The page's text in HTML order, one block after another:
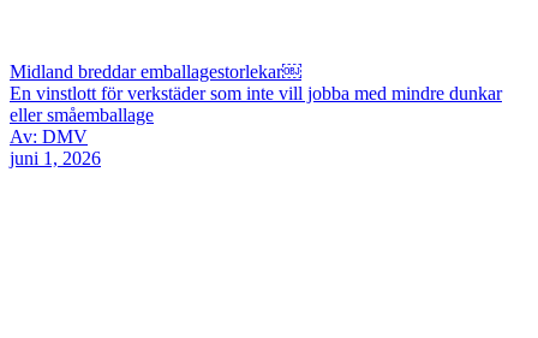
Midland breddar emballagestorlekar￼
En vinstlott för verkstäder som inte vill jobba med mindre dunkar
eller småemballage
Av: DMV
juni 1, 2026